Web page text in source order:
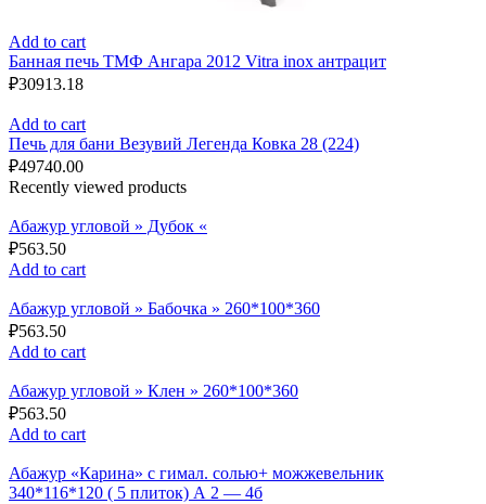
Add to cart
Банная печь ТМФ Ангара 2012 Vitra inox антрацит
₽30913.18
Add to cart
Печь для бани Везувий Легенда Ковка 28 (224)
₽49740.00
Recently viewed products
Абажур угловой » Дубок «
₽563.50
Add to cart
Абажур угловой » Бабочка » 260*100*360
₽563.50
Add to cart
Абажур угловой » Клен » 260*100*360
₽563.50
Add to cart
Абажур «Карина» с гимал. солью+ можжевельник
340*116*120 ( 5 плиток) А 2 — 4б